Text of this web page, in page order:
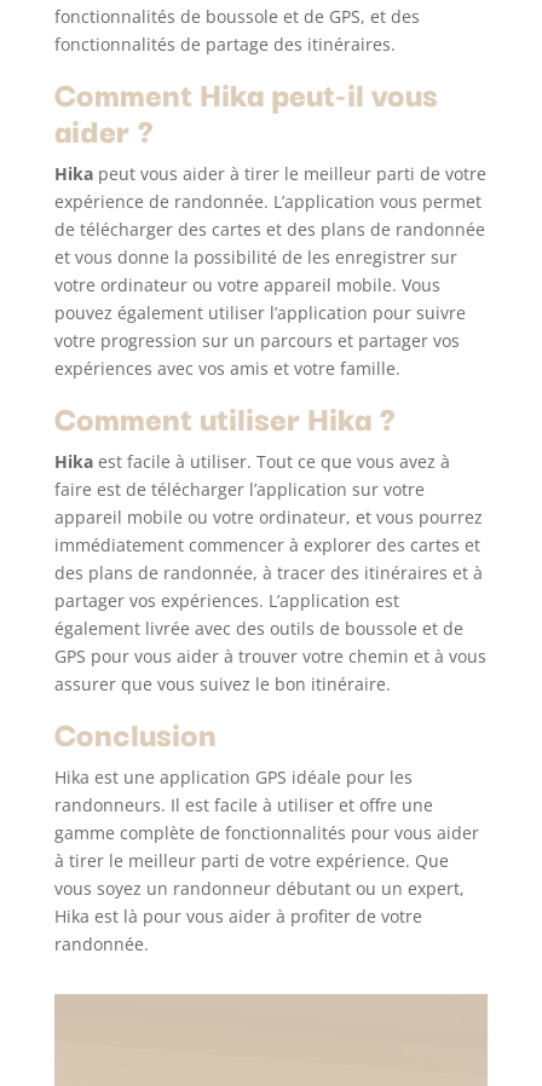
fonctionnalités de boussole et de GPS, et des
fonctionnalités de partage des itinéraires.
Comment Hika peut-il vous
aider ?
Hikapeut vous aider à tirer le meilleur parti de votre
expérience de randonnée. L’application vous permet
de télécharger des cartes et des plans de randonnée
et vous donne la possibilité de les enregistrer sur
votre ordinateur ou votre appareil mobile. Vous
pouvez également utiliser l’application pour suivre
votre progression sur un parcours et partager vos
expériences avec vos amis et votre famille.
Comment utiliser Hika ?
Hikaest facile à utiliser. Tout ce que vous avez à
faire est de télécharger l’application sur votre
appareil mobile ou votre ordinateur, et vous pourrez
immédiatement commencer à explorer des cartes et
des plans de randonnée, à tracer des itinéraires et à
partager vos expériences. L’application est
également livrée avec des outils de boussole et de
GPS pour vous aider à trouver votre chemin et à vous
assurer que vous suivez le bon itinéraire.
Conclusion
Hika est une application GPS idéale pour les
randonneurs. Il est facile à utiliser et offre une
gamme complète de fonctionnalités pour vous aider
à tirer le meilleur parti de votre expérience. Que
vous soyez un randonneur débutant ou un expert,
Hika est là pour vous aider à profiter de votre
randonnée.